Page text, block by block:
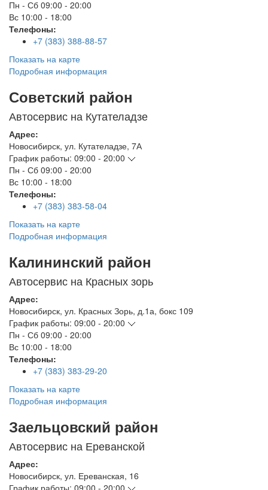
Пн - Сб 09:00 - 20:00
Вс 10:00 - 18:00
Телефоны:
+7 (383) 388-88-57
Показать на карте
Подробная информация
Советский район
Автосервис на Кутателадзе
Адрес:
Новосибирск, ул. Кутателадзе, 7А
График работы: 09:00 - 20:00
Пн - Сб 09:00 - 20:00
Вс 10:00 - 18:00
Телефоны:
+7 (383) 383-58-04
Показать на карте
Подробная информация
Калининский район
Автосервис на Красных зорь
Адрес:
Новосибирск, ул. Красных Зорь, д.1а, бокс 109
График работы: 09:00 - 20:00
Пн - Сб 09:00 - 20:00
Вс 10:00 - 18:00
Телефоны:
+7 (383) 383-29-20
Показать на карте
Подробная информация
Заельцовский район
Автосервис на Ереванской
Адрес:
Новосибирск, ул. Ереванская, 16